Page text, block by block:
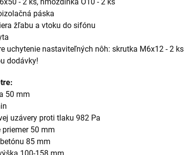
páska
žľabu a vtoku do sifónu
uchytenie nastaviteľných nôh: skrutka M6x12 - 2 ks
dodávky!
50 mm
uzávery proti tlaku 982 Pa
priemer 50 mm
85 mm